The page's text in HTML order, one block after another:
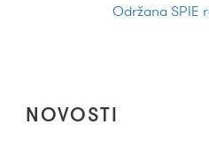
Održana SPIE
NOVOSTI